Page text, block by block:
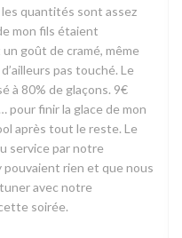
quantités sont assez
mon fils étaient
goût de cramé, même
pas touché. Le
à 80% de glaçons. 9€
pour finir la glace de mon
après tout le reste. Le
service par notre
pouvaient rien et que nous
avec notre
soirée.